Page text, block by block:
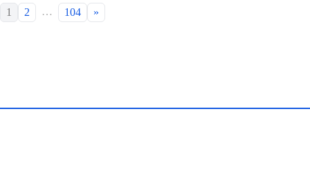
1 2 … 104 »